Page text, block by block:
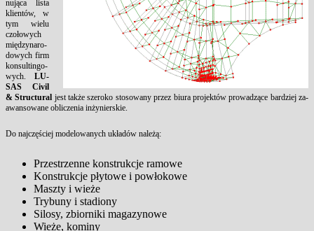
nująca li­sta
klientów, w
tym wie­lu
czołowych
między­na­ro­
do­wych firm
kon­sul­tin­go­
wych. LU­
SAS Ci­vil
& Struc­­tu­ral jest także sze­ro­ko sto­so­wa­ny przez biu­ra pro­jektów pro­wadzące bar­dziej za­
awan­so­wa­ne ob­li­cze­nia inżynier­skie.
Do najczęściej mo­de­lo­wa­nych układów na­leżą:
Prze­strzen­ne kon­struk­cje ra­mo­we
Kon­struk­cje płyto­we i powłoko­we
Masz­ty i wieże
Try­bu­ny i sta­dio­ny
Si­lo­sy, zbior­ni­ki ma­ga­zy­no­we
Wieże, ko­mi­ny